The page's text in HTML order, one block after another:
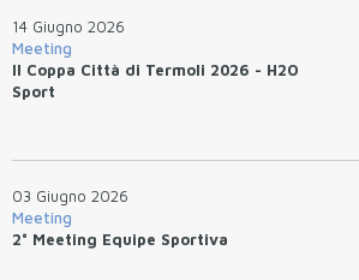
14 Giugno 2026
Meeting
II Coppa Città di Termoli 2026 - H2O
Sport
03 Giugno 2026
Meeting
2° Meeting Equipe Sportiva